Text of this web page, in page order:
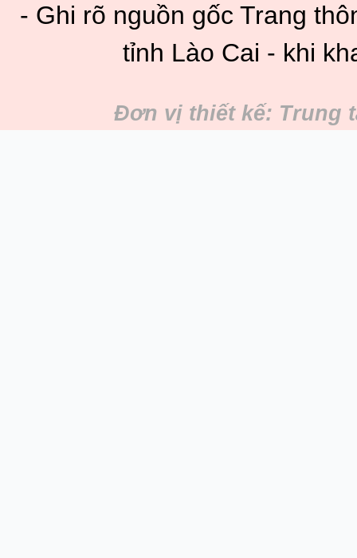
- Ghi rõ nguồn gốc Trang
tỉnh Lào Cai - khi
Đơn vị thiết kế: Trung